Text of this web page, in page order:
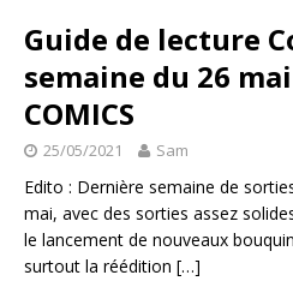
Guide de lecture
semaine du 26 mai
COMICS
25/05/2021 Sam
Edito : Dernière semaine de
mai, avec des sorties assez
le lancement de nouveaux
surtout la réédition […]